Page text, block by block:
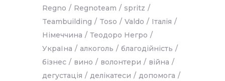
Regno
Regnoteam
spritz
Teambuilding
Toso Valdo
Італія
Німеччина
Теодоро Негро
Україна
алкоголь
благодійність
бізнес
вино волонтери
війна
дегустація
делікатеси
допомога